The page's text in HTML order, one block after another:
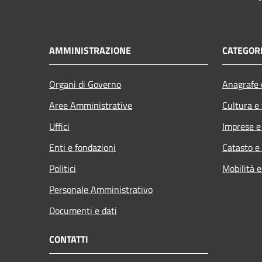
AMMINISTRAZIONE
Organi di Governo
Aree Amministrative
Uffici
Enti e fondazioni
Politici
Personale Amministrativo
Documenti e dati
Cultura
Imprese
Catasto
Mobilità
CONTATTI